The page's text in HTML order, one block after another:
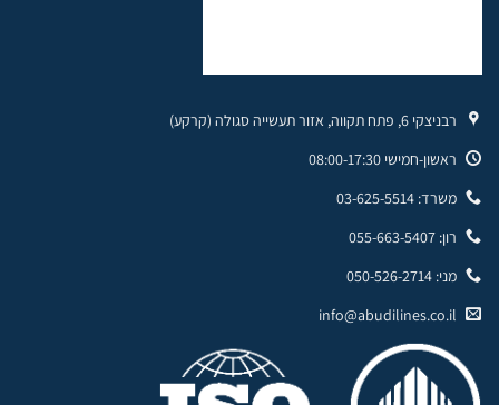
רבניצקי 6, פתח תקווה, אזור תעשייה סגולה (קרקע)
ראשון-חמישי 08:00-17:30
משרד: 03-625-5514
רון: 055-663-5407
מני: 050-526-2714
info@abudilines.co.il